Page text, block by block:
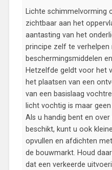
Lichte schimmelvorming
zichtbaar aan het
aantasting van het
principe zelf te verhelpen
beschermingsmiddelen
Hetzelfde geldt voor het
het plaatsen van een
van een basislaag
licht vochtig is maar
Als u handig bent en
beschikt, kunt u ook
opvullen en afdichten
de bouwmarkt. Houd
dat een verkeerde